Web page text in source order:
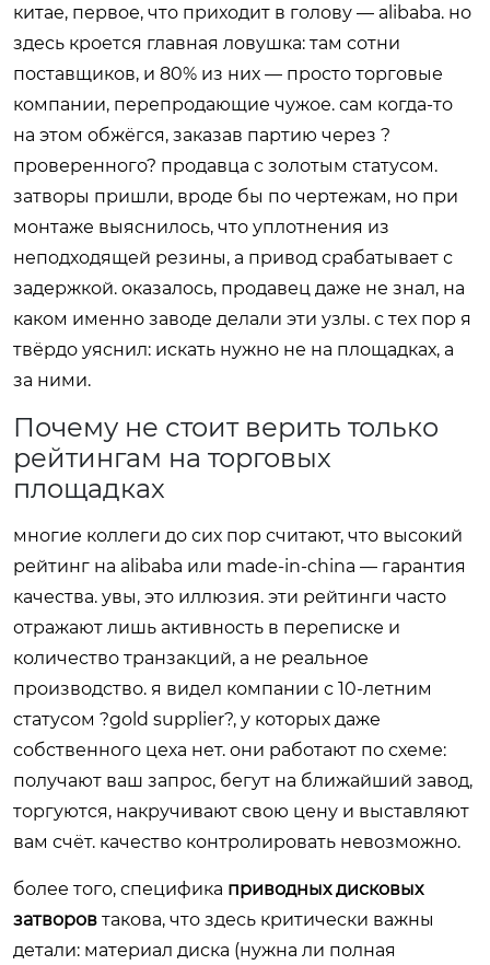
китае, первое, что приходит в голову — alibaba. но
здесь кроется главная ловушка: там сотни
поставщиков, и 80% из них — просто торговые
компании, перепродающие чужое. сам когда-то
на этом обжёгся, заказав партию через ?
проверенного? продавца с золотым статусом.
затворы пришли, вроде бы по чертежам, но при
монтаже выяснилось, что уплотнения из
неподходящей резины, а привод срабатывает с
задержкой. оказалось, продавец даже не знал, на
каком именно заводе делали эти узлы. с тех пор я
твёрдо уяснил: искать нужно не на площадках, а
за ними.
Почему не стоит верить только
рейтингам на торговых
площадках
многие коллеги до сих пор считают, что высокий
рейтинг на alibaba или made-in-china — гарантия
качества. увы, это иллюзия. эти рейтинги часто
отражают лишь активность в переписке и
количество транзакций, а не реальное
производство. я видел компании с 10-летним
статусом ?gold supplier?, у которых даже
собственного цеха нет. они работают по схеме:
получают ваш запрос, бегут на ближайший завод,
торгуются, накручивают свою цену и выставляют
вам счёт. качество контролировать невозможно.
более того, специфика приводных дисковых
затворов такова, что здесь критически важны
детали: материал диска (нужна ли полная